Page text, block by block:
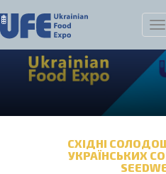
СХІДНІ
УКРАЇНСЬКИХ